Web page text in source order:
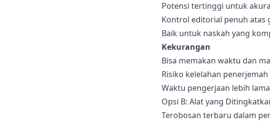
Potensi tertinggi untuk
Kontrol editorial penuh atas
Baik untuk naskah yang
Kekurangan
Bisa memakan waktu dan
Risiko kelelahan
Waktu pengerjaan lebih
Opsi B: Alat yang
Terobosan terbaru dalam